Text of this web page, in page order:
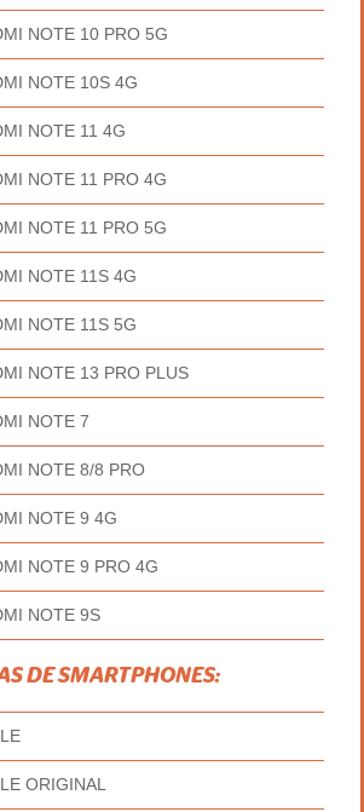
NOTE 10 PRO 5G
NOTE 10S 4G
NOTE 11 4G
NOTE 11 PRO 4G
NOTE 11 PRO 5G
NOTE 11S 4G
NOTE 11S 5G
NOTE 13 PRO PLUS
NOTE 7
NOTE 8/8 PRO
NOTE 9 4G
NOTE 9 PRO 4G
NOTE 9S
DE SMARTPHONES:
ORIGINAL